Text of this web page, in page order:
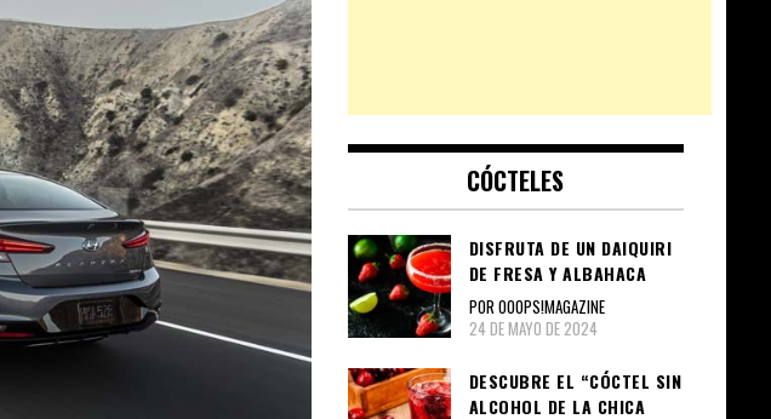
CÓCTELES
DISFRUTA DE UN DAIQUIRI
DE FRESA Y ALBAHACA
POR OOOPS!MAGAZINE
24 DE MAYO DE 2024
DESCUBRE EL “CÓCTEL SIN
ALCOHOL DE LA CHICA